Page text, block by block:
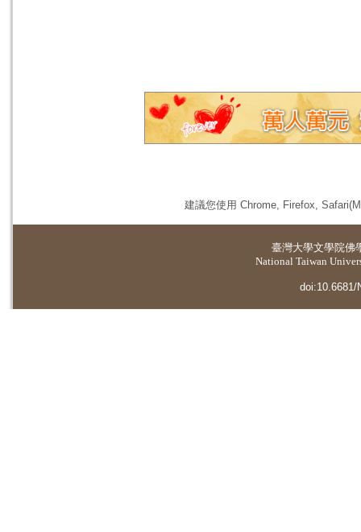
建議您使用 Chrome, Firefox,
臺灣大學文學院佛
National Taiwan
doi:10.6681/